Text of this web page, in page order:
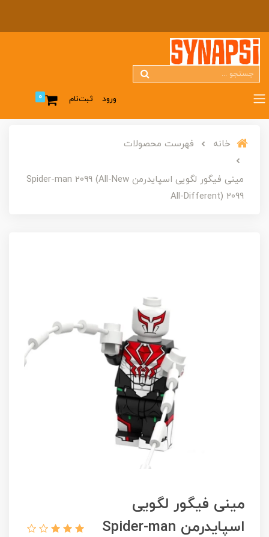
ورود ثبت‌نام 0
خانه فهرست محصولات
مینی فیگور لگویی اسپایدرمن Spider-man 2099 (All-New
All-Different) 2099
مینی فیگور لگویی
اسپایدرمن Spider-man